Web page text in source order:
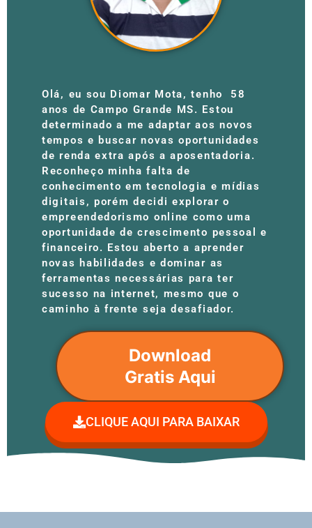
Olá, eu sou Diomar Mota, tenho 58
anos de Campo Grande MS. Estou
determinado a me adaptar aos novos
tempos e buscar novas oportunidades
de renda extra após a aposentadoria.
Reconheço minha falta de
conhecimento em tecnologia e mídias
digitais, porém decidi explorar o
empreendedorismo online como uma
oportunidade de crescimento pessoal e
financeiro. Estou aberto a aprender
novas habilidades e dominar as
ferramentas necessárias para ter
sucesso na internet, mesmo que o
caminho à frente seja desafiador.
Download
Gratis Aqui
CLIQUE AQUI PARA BAIXAR